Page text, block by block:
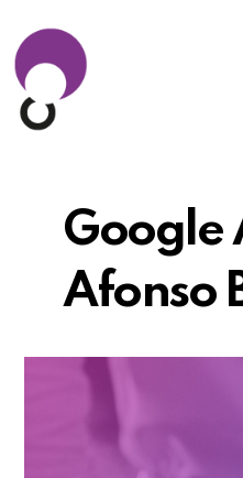
Google
Afonso